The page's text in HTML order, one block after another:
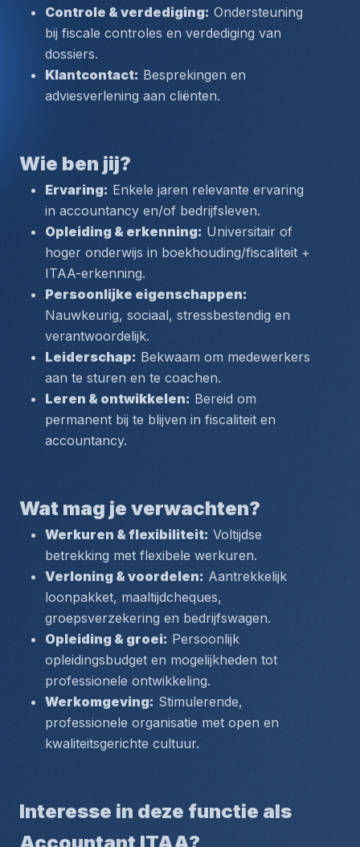
Controle & verdediging: Ondersteuning
bij fiscale controles en verdediging van
dossiers.
Klantcontact: Besprekingen en
adviesverlening aan cliënten.
Wie ben jij?
Ervaring: Enkele jaren relevante ervaring
in accountancy en/of bedrijfsleven.
Opleiding & erkenning: Universitair of
hoger onderwijs in boekhouding/fiscaliteit +
ITAA-erkenning.
Persoonlijke eigenschappen:
Nauwkeurig, sociaal, stressbestendig en
verantwoordelijk.
Leiderschap: Bekwaam om medewerkers
aan te sturen en te coachen.
Leren & ontwikkelen: Bereid om
permanent bij te blijven in fiscaliteit en
accountancy.
Wat mag je verwachten?
Werkuren & flexibiliteit: Voltijdse
betrekking met flexibele werkuren.
Verloning & voordelen: Aantrekkelijk
loonpakket, maaltijdcheques,
groepsverzekering en bedrijfswagen.
Opleiding & groei: Persoonlijk
opleidingsbudget en mogelijkheden tot
professionele ontwikkeling.
Werkomgeving: Stimulerende,
professionele organisatie met open en
kwaliteitsgerichte cultuur.
Interesse in deze functie als